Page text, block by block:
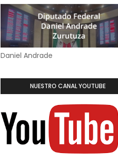
Daniel Andrade
NUESTRO CANAL YOUTUBE